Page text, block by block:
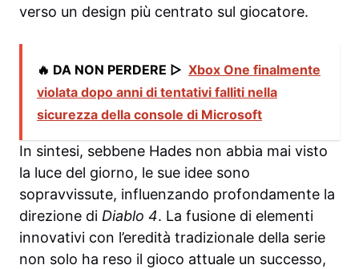
verso un design più centrato sul giocatore.
🔥 DA NON PERDERE ▷ Xbox One finalmente
violata dopo anni di tentativi falliti nella
sicurezza della console di Microsoft
In sintesi, sebbene Hades non abbia mai visto
la luce del giorno, le sue idee sono
sopravvissute, influenzando profondamente la
direzione di Diablo 4. La fusione di elementi
innovativi con l’eredità tradizionale della serie
non solo ha reso il gioco attuale un successo,